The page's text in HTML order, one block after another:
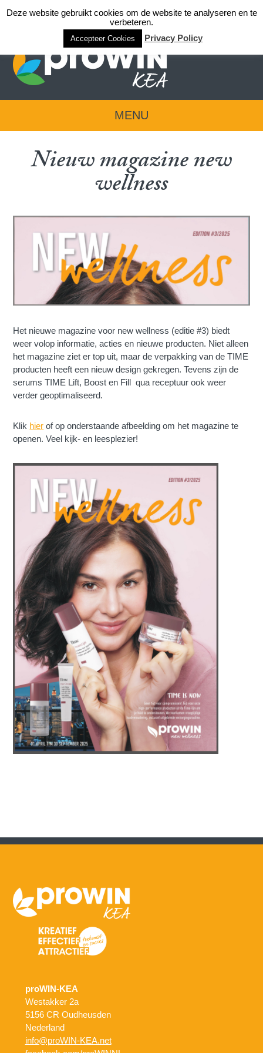
Login team KEA
MENU
Nieuw magazine new
wellness
Het nieuwe magazine voor new wellness (editie #3) biedt
weer volop informatie, acties en nieuwe producten. Niet alleen
het magazine ziet er top uit, maar de verpakking van de TIME
producten heeft een nieuw design gekregen. Tevens zijn de
serums TIME Lift, Boost en Fill qua receptuur ook weer
verder geoptimaliseerd.
Klik hier of op onderstaande afbeelding om het magazine te
openen. Veel kijk- en leesplezier!
proWIN-KEA
Westakker 2a
5156 CR Oudheusden
Nederland
info@proWIN-KEA.net
Deze website gebruikt cookies om de website te analyseren en te
verbeteren.
Accepteer Cookies Privacy Policy